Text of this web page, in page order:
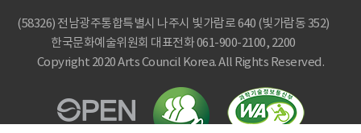
(58326) 전남광주통합특별시 나주시 빛가람로 640 (빛가람동 352)
한국문화예술위원회 대표전화 061-900-2100, 2200
Copyright 2020 Arts Council Korea. All Rights Reserved.